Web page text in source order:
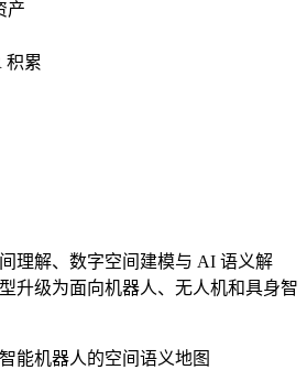
产
积累
理解、数字空间建模与 AI 语义解
升级为面向机器人、无人机和具身智